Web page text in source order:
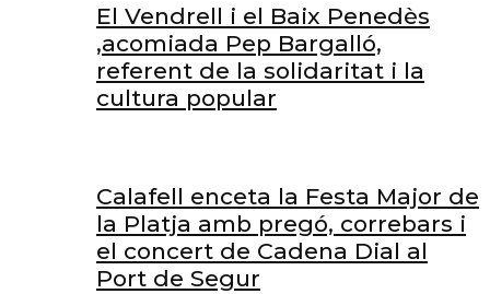
El Vendrell i el Baix Penedès
,acomiada Pep Bargalló,
referent de la solidaritat i la
cultura popular
Calafell enceta la Festa Major de
la Platja amb pregó, correbars i
el concert de Cadena Dial al
Port de Segur